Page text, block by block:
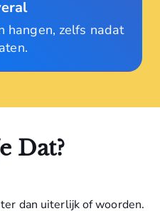
hangen, zelfs nadat
Dat?
dan uiterlijk of woorden.